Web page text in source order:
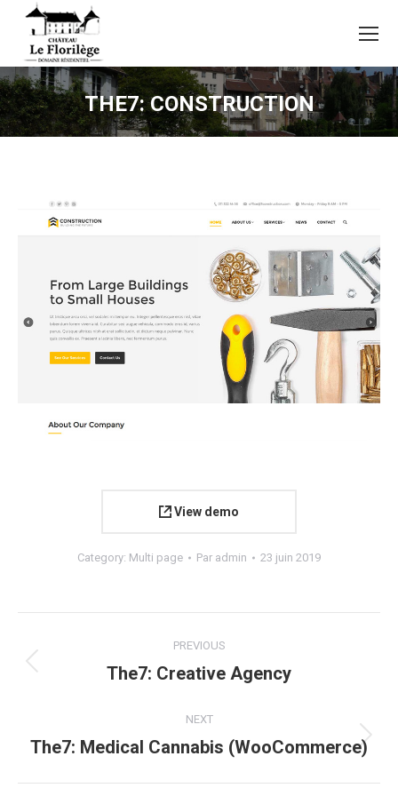
THE7: CONSTRUCTION
View demo
Category: Multi page Par admin 23 juin 2019
de
commentaire
PREVIOUS
Onglet
The7: Creative Agency
NEXT
Projets
The7: Medical Cannabis (WooCommerce)